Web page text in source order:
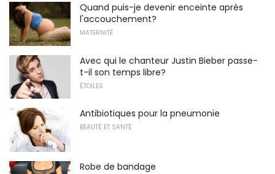
Quand puis-je devenir enceinte après
l'accouchement?
MATERNITÉ
Avec qui le chanteur Justin Bieber passe-
t-il son temps libre?
ÉTOILES
Antibiotiques pour la pneumonie
BEAUTÉ ET SANTÉ
Robe de bandage